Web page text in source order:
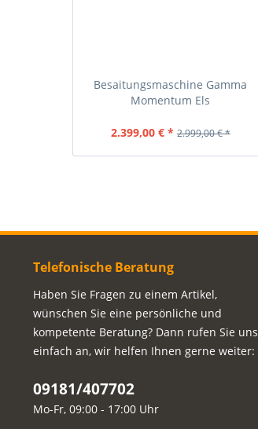
Besaitungsmaschine Gamma
Momentum Els
2.399,00 € * 2.999,00 € *
Telefonische Beratung
Haben Sie Fragen zu einem Artikel,
wünschen Sie eine persönliche und
kompetente Beratung? Dann rufen Sie uns
einfach an, wir helfen Ihnen gerne weiter:
09181/407702
Mo-Fr, 09:00 - 17:00 Uhr